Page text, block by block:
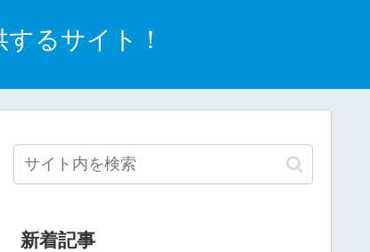
るサイト！
新着記事